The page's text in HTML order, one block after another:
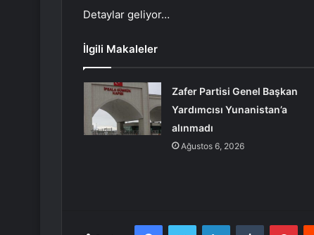
Detaylar geliyor…
İlgili Makaleler
Zafer Partisi Genel Başkan
Yardımcısı Yunanistan’a
alınmadı
Ağustos 6, 2026
FacebookTwitter LinkedInTumblr